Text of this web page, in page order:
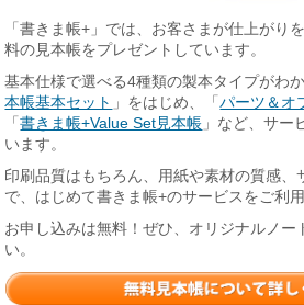
「書きま帳+」では、お客さまが仕上がり
料の見本帳をプレゼントしています。
基本仕様で選べる4種類の製本タイプがわか
本帳基本セット 」をはじめ、「パーツ＆オ
「書きま帳+Value Set見本帳 」など、サー
います。
印刷品質はもちろん、用紙や素材の質感、
で、はじめて書きま帳+のサービスをご利
お申し込みは無料！ぜひ、オリジナルノー
い。